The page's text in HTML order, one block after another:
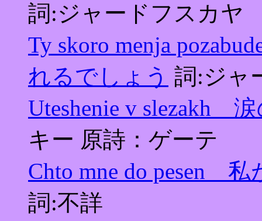
詞:ジャードフスカヤ
Ty skoro menja
れるでしょう 詞:ジャ
Uteshenie v slezakh
キー 原詩：ゲーテ
Chto mne do pesen
詞:不詳